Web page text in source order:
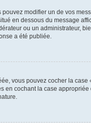
modifier un de vos
en dessous du message
ou un administrateur,
a été publiée.
vous pouvez cocher la case
en cochant la case